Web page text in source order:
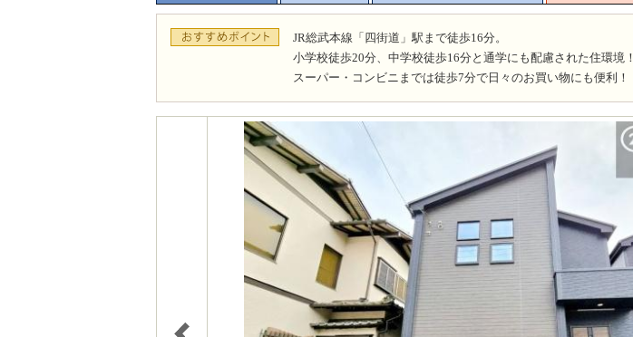
JR総武本線「四街道」駅まで徒歩16分。
小学校徒歩20分、中学校徒歩16分と通学にも配慮された住環境！
スーパー・コンビニまでは徒歩7分で日々のお買い物にも便利！